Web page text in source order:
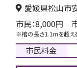
愛媛県松山市
市民：8,000円
※棺の長さ1.1mを超え
市民料金